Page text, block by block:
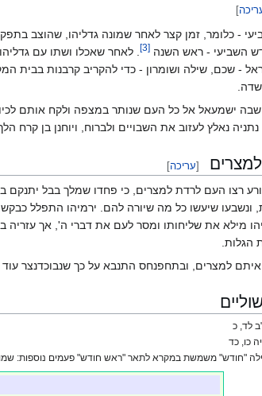
]
- כלומר, זמן קצר לאחר שמונה גדליהו, שהוצב
השביעי - ראש השנה [
3
]. לאחר שאכלו ושתו עם
- שכם, שילה ושומרון - כדי להקריב קרבנות בבית
ישמעאל אל כל העם שנותר במצפה ולקח אותם
נאלץ לעזוב את השבויים ולברוח, ויוחנן בן
[עריכה]
רצו העם לרדת למצרים, כי פחדו שמלך בבל יתנקם
ונשבעו שיעשו כל מה שיורה להם. ירמיהו התפלל
מילא את שליחותו ומסר לעם את דברי ה', אך עזריה
הגלות.
איתם למצרים, ובתחפנחס התנבא על כך שנבוכדנצר
לד, כ
כו, כד
"חודש" משמשת במקרא לתאר "ראש חודש" פעמים נוספות: